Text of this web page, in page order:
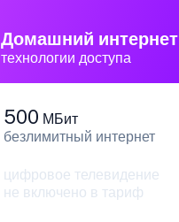
Домашний интернет
технологии доступа
500 МБит
безлимитный интернет
цифровое телевидение
не включено в тариф